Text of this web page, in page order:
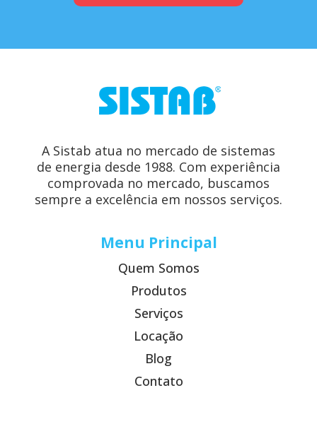
A Sistab atua no mercado de sistemas
de energia desde 1988. Com experiência
comprovada no mercado, buscamos
sempre a excelência em nossos serviços.
Menu Principal
Quem Somos
Produtos
Serviços
Locação
Blog
Contato